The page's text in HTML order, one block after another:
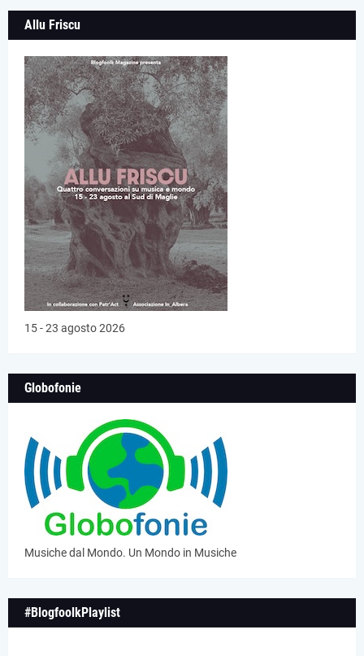
Allu Friscu
15 - 23 agosto 2026
Globofonie
Musiche dal Mondo. Un Mondo in Musiche
#BlogfoolkPlaylist